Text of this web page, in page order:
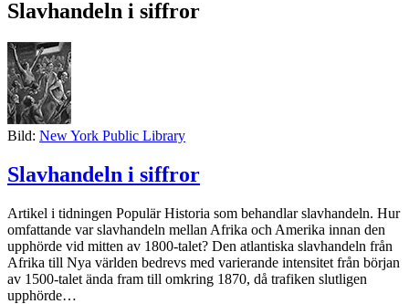
Slavhandeln i siffror
Bild: New York Public Library
Slavhandeln i siffror
Artikel i tidningen Populär Historia som behandlar slavhandeln. Hur
omfattande var slavhandeln mellan Afrika och Amerika innan den
upphörde vid mitten av 1800-talet? Den atlantiska slavhandeln från
Afrika till Nya världen bedrevs med varierande intensitet från början
av 1500-talet ända fram till omkring 1870, då trafiken slutligen
upphörde…